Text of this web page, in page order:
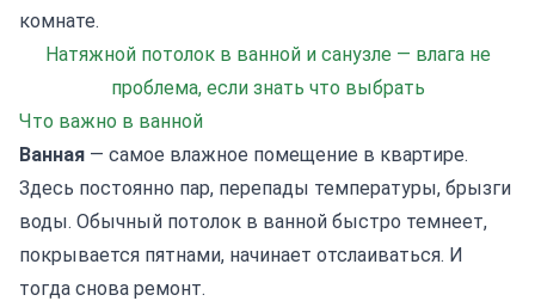
комнате.
Натяжной потолок в ванной и санузле — влага не
проблема, если знать что выбрать
Что важно в ванной
Ванная — самое влажное помещение в квартире.
Здесь постоянно пар, перепады температуры, брызги
воды. Обычный потолок в ванной быстро темнеет,
покрывается пятнами, начинает отслаиваться. И
тогда снова ремонт.